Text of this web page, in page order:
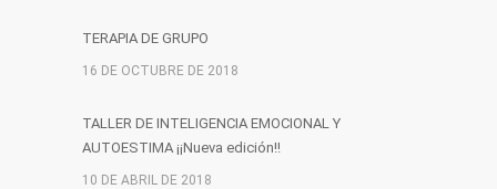
TERAPIA DE GRUPO
16 DE OCTUBRE DE 2018
TALLER DE INTELIGENCIA EMOCIONAL Y
AUTOESTIMA ¡¡Nueva edición!!
10 DE ABRIL DE 2018